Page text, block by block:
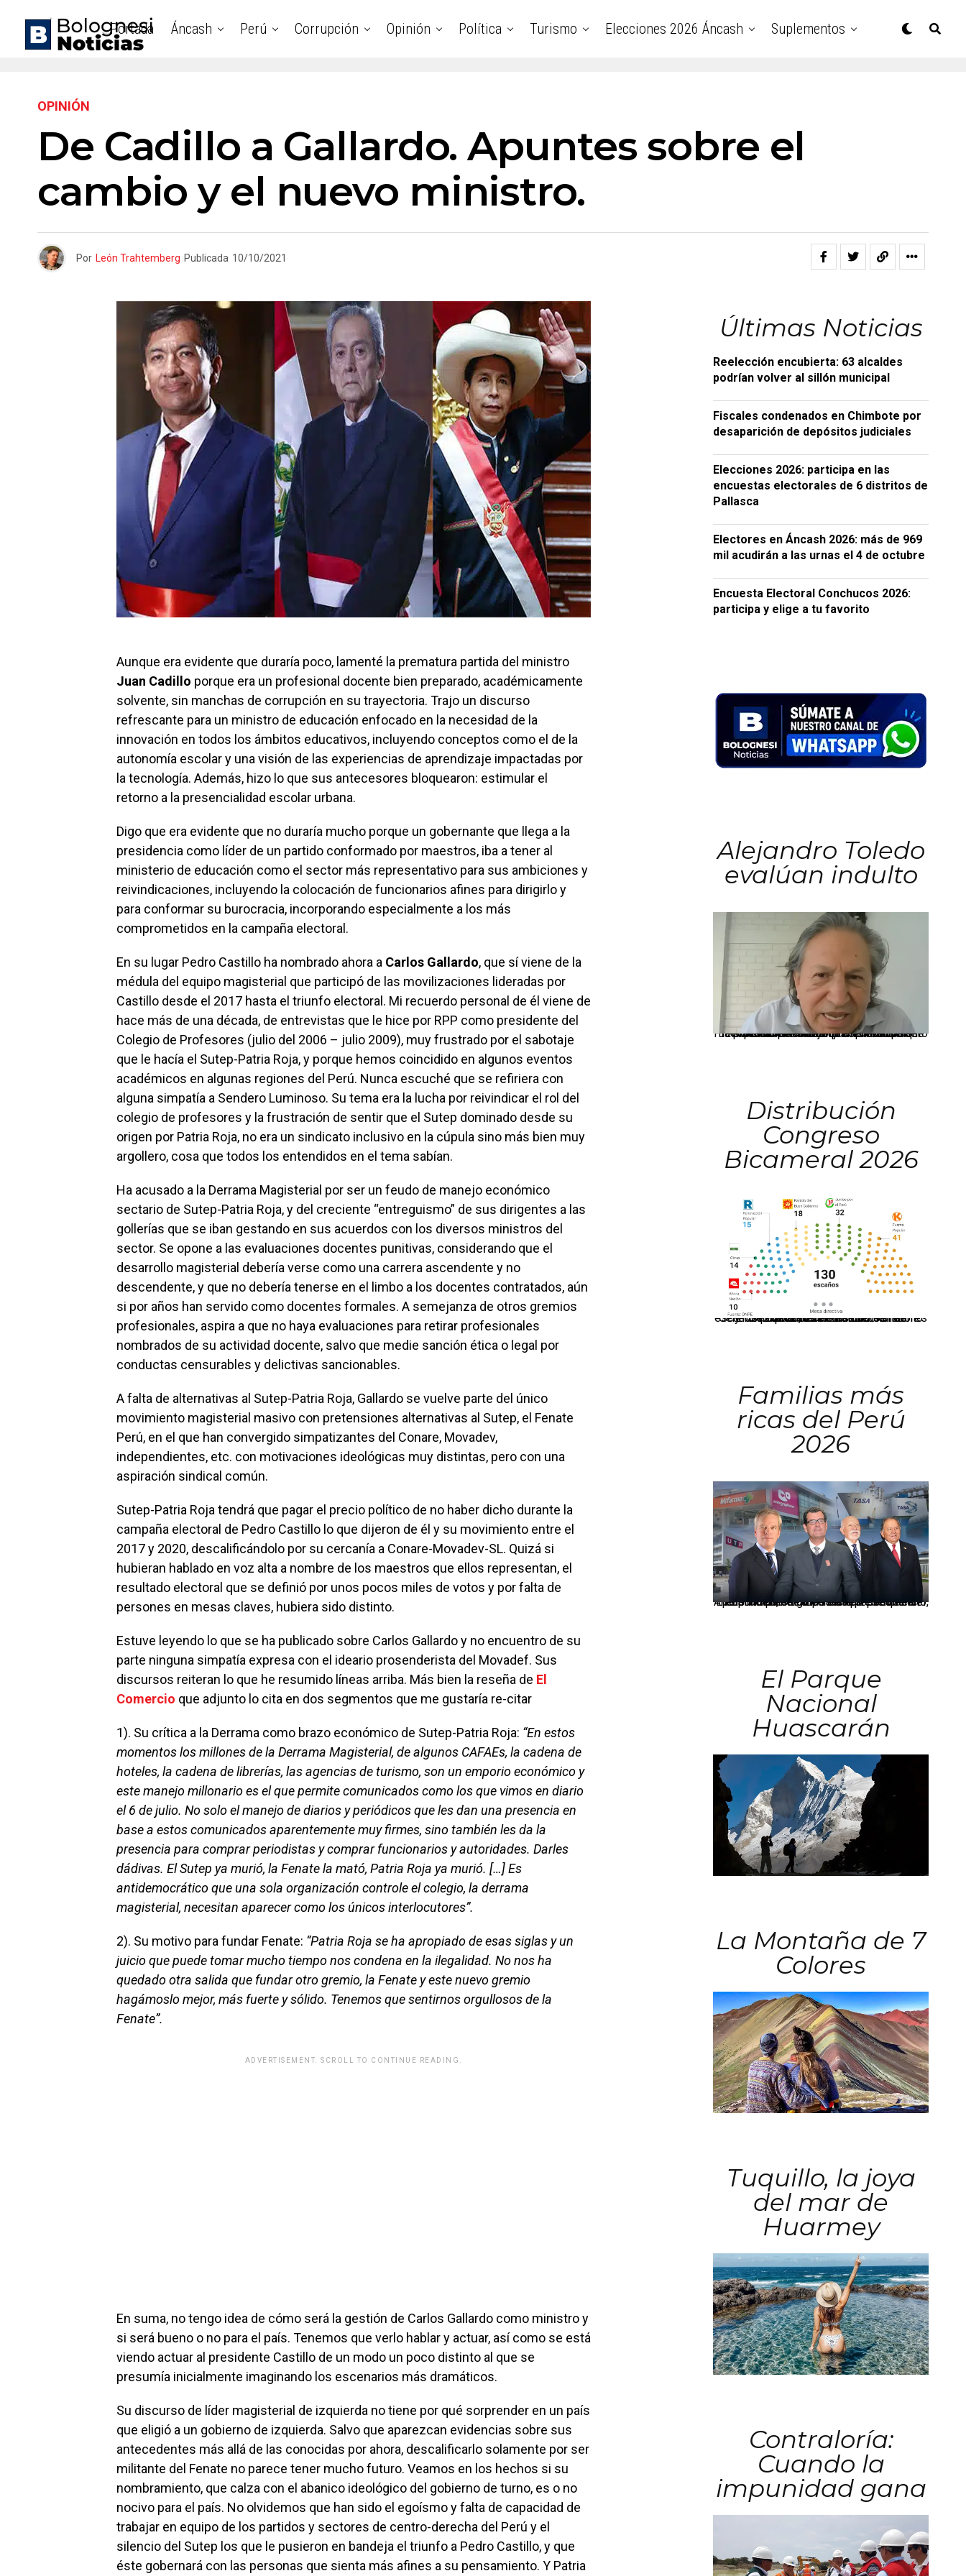
Portada Áncash Perú Corrupción Opinión Política Turismo Elecciones 2026 Áncash Suplementos
OPINIÓN
De Cadillo a Gallardo. Apuntes sobre el
cambio y el nuevo ministro.
Por León Trahtemberg Publicada 10/10/2021
Aunque era evidente que duraría poco, lamenté la prematura partida del ministro
Juan Cadillo porque era un profesional docente bien preparado, académicamente
solvente, sin manchas de corrupción en su trayectoria. Trajo un discurso
refrescante para un ministro de educación enfocado en la necesidad de la
innovación en todos los ámbitos educativos, incluyendo conceptos como el de la
autonomía escolar y una visión de las experiencias de aprendizaje impactadas por
la tecnología. Además, hizo lo que sus antecesores bloquearon: estimular el
retorno a la presencialidad escolar urbana.
Digo que era evidente que no duraría mucho porque un gobernante que llega a la
presidencia como líder de un partido conformado por maestros, iba a tener al
ministerio de educación como el sector más representativo para sus ambiciones y
reivindicaciones, incluyendo la colocación de funcionarios afines para dirigirlo y
para conformar su burocracia, incorporando especialmente a los más
comprometidos en la campaña electoral.
En su lugar Pedro Castillo ha nombrado ahora a Carlos Gallardo, que sí viene de la
médula del equipo magisterial que participó de las movilizaciones lideradas por
Castillo desde el 2017 hasta el triunfo electoral. Mi recuerdo personal de él viene de
hace más de una década, de entrevistas que le hice por RPP como presidente del
Colegio de Profesores (julio del 2006 – julio 2009), muy frustrado por el sabotaje
que le hacía el Sutep-Patria Roja, y porque hemos coincidido en algunos eventos
académicos en algunas regiones del Perú. Nunca escuché que se refiriera con
alguna simpatía a Sendero Luminoso. Su tema era la lucha por reivindicar el rol del
colegio de profesores y la frustración de sentir que el Sutep dominado desde su
origen por Patria Roja, no era un sindicato inclusivo en la cúpula sino más bien muy
argollero, cosa que todos los entendidos en el tema sabían.
Ha acusado a la Derrama Magisterial por ser un feudo de manejo económico
sectario de Sutep-Patria Roja, y del creciente “entreguismo” de sus dirigentes a las
gollerías que se iban gestando en sus acuerdos con los diversos ministros del
sector. Se opone a las evaluaciones docentes punitivas, considerando que el
desarrollo magisterial debería verse como una carrera ascendente y no
descendente, y que no debería tenerse en el limbo a los docentes contratados, aún
si por años han servido como docentes formales. A semejanza de otros gremios
profesionales, aspira a que no haya evaluaciones para retirar profesionales
nombrados de su actividad docente, salvo que medie sanción ética o legal por
conductas censurables y delictivas sancionables.
A falta de alternativas al Sutep-Patria Roja, Gallardo se vuelve parte del único
movimiento magisterial masivo con pretensiones alternativas al Sutep, el Fenate
Perú, en el que han convergido simpatizantes del Conare, Movadev,
independientes, etc. con motivaciones ideológicas muy distintas, pero con una
aspiración sindical común.
Sutep-Patria Roja tendrá que pagar el precio político de no haber dicho durante la
campaña electoral de Pedro Castillo lo que dijeron de él y su movimiento entre el
2017 y 2020, descalificándolo por su cercanía a Conare-Movadev-SL. Quizá si
hubieran hablado en voz alta a nombre de los maestros que ellos representan, el
resultado electoral que se definió por unos pocos miles de votos y por falta de
persones en mesas claves, hubiera sido distinto.
Estuve leyendo lo que se ha publicado sobre Carlos Gallardo y no encuentro de su
parte ninguna simpatía expresa con el ideario prosenderista del Movadef. Sus
discursos reiteran lo que he resumido líneas arriba. Más bien la reseña de El
Comercio que adjunto lo cita en dos segmentos que me gustaría re-citar
1). Su crítica a la Derrama como brazo económico de Sutep-Patria Roja: “En estos
momentos los millones de la Derrama Magisterial, de algunos CAFAEs, la cadena de
hoteles, la cadena de librerías, las agencias de turismo, son un emporio económico y
este manejo millonario es el que permite comunicados como los que vimos en diario
el 6 de julio. No solo el manejo de diarios y periódicos que les dan una presencia en
base a estos comunicados aparentemente muy firmes, sino también les da la
presencia para comprar periodistas y comprar funcionarios y autoridades. Darles
dádivas. El Sutep ya murió, la Fenate la mató, Patria Roja ya murió. […] Es
antidemocrático que una sola organización controle el colegio, la derrama
magisterial, necesitan aparecer como los únicos interlocutores”.
2). Su motivo para fundar Fenate: “Patria Roja se ha apropiado de esas siglas y un
juicio que puede tomar mucho tiempo nos condena en la ilegalidad. No nos ha
quedado otra salida que fundar otro gremio, la Fenate y este nuevo gremio
hagámoslo mejor, más fuerte y sólido. Tenemos que sentirnos orgullosos de la
Fenate”.
ADVERTISEMENT. SCROLL TO CONTINUE READING.
En suma, no tengo idea de cómo será la gestión de Carlos Gallardo como ministro y
si será bueno o no para el país. Tenemos que verlo hablar y actuar, así como se está
viendo actuar al presidente Castillo de un modo un poco distinto al que se
presumía inicialmente imaginando los escenarios más dramáticos.
Su discurso de líder magisterial de izquierda no tiene por qué sorprender en un país
que eligió a un gobierno de izquierda. Salvo que aparezcan evidencias sobre sus
antecedentes más allá de las conocidas por ahora, descalificarlo solamente por ser
militante del Fenate no parece tener mucho futuro. Veamos en los hechos si su
nombramiento, que calza con el abanico ideológico del gobierno de turno, es o no
nocivo para el país. No olvidemos que han sido el egoísmo y falta de capacidad de
trabajar en equipo de los partidos y sectores de centro-derecha del Perú y el
silencio del Sutep los que le pusieron en bandeja el triunfo a Pedro Castillo, y que
éste gobernará con las personas que sienta más afines a su pensamiento. Y Patria
Últimas Noticias
Reelección encubierta: 63 alcaldes
podrían volver al sillón municipal
Fiscales condenados en Chimbote por
desaparición de depósitos judiciales
Elecciones 2026: participa en las
encuestas electorales de 6 distritos de
Pallasca
Electores en Áncash 2026: más de 969
mil acudirán a las urnas el 4 de octubre
Encuesta Electoral Conchucos 2026:
participa y elige a tu favorito
Alejandro Toledo
evalúan indulto
La presidenta Keiko Fujimori informó que la solicitud de indulto presentada por el expresidente Alejandro Toledo será evaluada por la Comisión de Gracias Presidenciales conforme al procedimiento establecido.
Distribución
Congreso
Bicameral 2026
El JNE oficializó la distribución de escaños para la elección de 60 senadores y 130 diputados en las Elecciones Generales 2026, tras el restablecimiento de la Bicameralidad.
Familias más
ricas del Perú
2026
Los principales grupos empresariales del país mantienen una fuerte presencia en Áncash mediante inversiones en comercio, educación, salud e industria pesquera.
El Parque
Nacional
Huascarán
La Montaña de 7
Colores
Tuquillo, la joya
del mar de
Huarmey
Contraloría:
Cuando la
impunidad gana